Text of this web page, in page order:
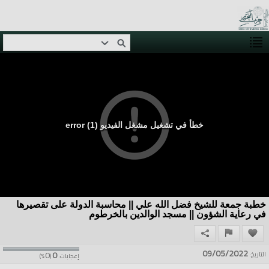
خطأ في تشغيل مشغل الفيديو (1) error
خطبة جمعة للشيخ فضل الله علي || محاسبة الدولة على تقصيرها
في رعاية الشؤون || مسجد الوالدين بالخرطوم
إعجابات:0
(
0
%) التاريخ:09/05/2022